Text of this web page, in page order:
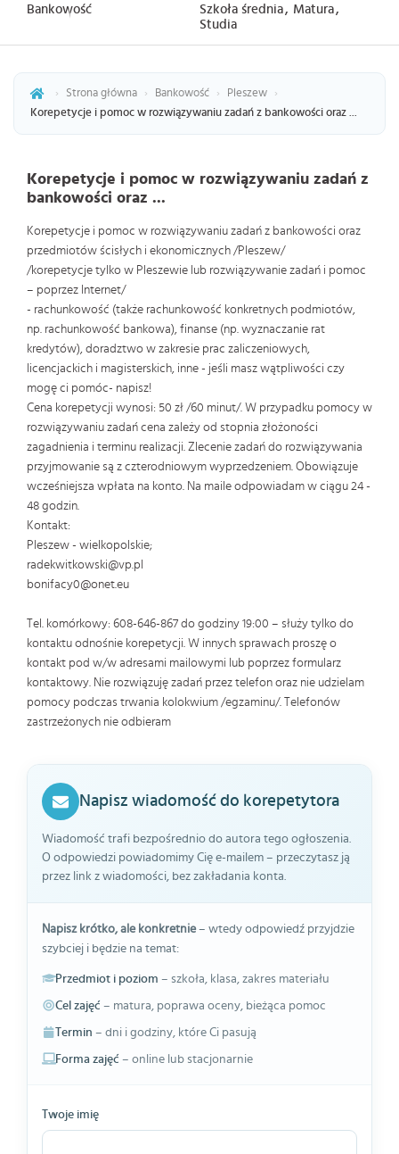
Bankowość Szkoła średnia Matura
Studia
› Strona główna › Bankowość › Pleszew
›
Korepetycje i pomoc w rozwiązywaniu zadań z bankowości oraz ...
Korepetycje i pomoc w rozwiązywaniu zadań z
bankowości oraz ...
Korepetycje i pomoc w rozwiązywaniu zadań z bankowości oraz
przedmiotów ścisłych i ekonomicznych /Pleszew/
/korepetycje tylko w Pleszewie lub rozwiązywanie zadań i pomoc
– poprzez Internet/
- rachunkowość (także rachunkowość konkretnych podmiotów,
np. rachunkowość bankowa), finanse (np. wyznaczanie rat
kredytów), doradztwo w zakresie prac zaliczeniowych,
licencjackich i magisterskich, inne - jeśli masz wątpliwości czy
mogę ci pomóc- napisz!
Cena korepetycji wynosi: 50 zł /60 minut/. W przypadku pomocy w
rozwiązywaniu zadań cena zależy od stopnia złożoności
zagadnienia i terminu realizacji. Zlecenie zadań do rozwiązywania
przyjmowanie są z czterodniowym wyprzedzeniem. Obowiązuje
wcześniejsza wpłata na konto. Na maile odpowiadam w ciągu 24 -
48 godzin.
Kontakt:
Pleszew - wielkopolskie;
radekwitkowski@vp.pl
bonifacy0@onet.eu
Tel. komórkowy: 608-646-867 do godziny 19:00 – służy tylko do
kontaktu odnośnie korepetycji. W innych sprawach proszę o
kontakt pod w/w adresami mailowymi lub poprzez formularz
kontaktowy. Nie rozwiązuję zadań przez telefon oraz nie udzielam
pomocy podczas trwania kolokwium /egzaminu/. Telefonów
zastrzeżonych nie odbieram
Napisz wiadomość do korepetytora
Wiadomość trafi bezpośrednio do autora tego ogłoszenia.
O odpowiedzi powiadomimy Cię e-mailem – przeczytasz ją
przez link z wiadomości, bez zakładania konta.
Napisz krótko, ale konkretnie– wtedy odpowiedź przyjdzie
szybciej i będzie na temat:
Przedmiot i poziom – szkoła, klasa, zakres materiału
Cel zajęć – matura, poprawa oceny, bieżąca pomoc
Termin – dni i godziny, które Ci pasują
Forma zajęć – online lub stacjonarnie
Twoje imię